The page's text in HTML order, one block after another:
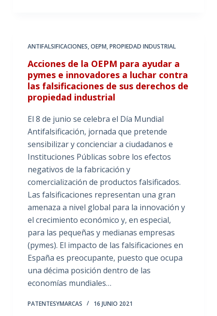
ANTIFALSIFICACIONES,OEPM,PROPIEDAD INDUSTRIAL
Acciones de la OEPM para ayudar a
pymes e innovadores a luchar contra
las falsificaciones de sus derechos de
propiedad industrial
El 8 de junio se celebra el Día Mundial
Antifalsificación, jornada que pretende
sensibilizar y concienciar a ciudadanos e
Instituciones Públicas sobre los efectos
negativos de la fabricación y
comercialización de productos falsificados.
Las falsificaciones representan una gran
amenaza a nivel global para la innovación y
el crecimiento económico y, en especial,
para las pequeñas y medianas empresas
(pymes). El impacto de las falsificaciones en
España es preocupante, puesto que ocupa
una décima posición dentro de las
economías mundiales…
PATENTESYMARCAS 16 JUNIO 2021